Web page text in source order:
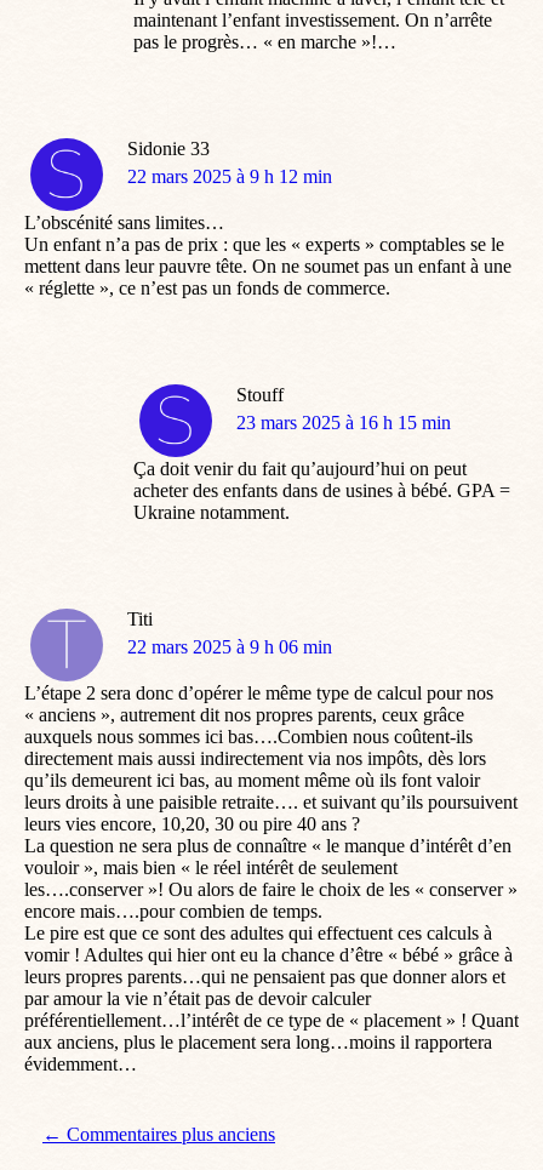
maintenant l’enfant investissement. On n’arrête
pas le progrès… « en marche »!…
Sidonie 33
dit
22 mars 2025 à 9 h 12 min
L’obscénité sans limites…
Un enfant n’a pas de prix : que les « experts » comptables se le
mettent dans leur pauvre tête. On ne soumet pas un enfant à une
« réglette », ce n’est pas un fonds de commerce.
Stouff
dit
23 mars 2025 à 16 h 15 min
Ça doit venir du fait qu’aujourd’hui on peut
acheter des enfants dans de usines à bébé. GPA =
Ukraine notamment.
Titi
dit
22 mars 2025 à 9 h 06 min
L’étape 2 sera donc d’opérer le même type de calcul pour nos
« anciens », autrement dit nos propres parents, ceux grâce
auxquels nous sommes ici bas….Combien nous coûtent-ils
directement mais aussi indirectement via nos impôts, dès lors
qu’ils demeurent ici bas, au moment même où ils font valoir
leurs droits à une paisible retraite…. et suivant qu’ils poursuivent
leurs vies encore, 10,20, 30 ou pire 40 ans ?
La question ne sera plus de connaître « le manque d’intérêt d’en
vouloir », mais bien « le réel intérêt de seulement
les….conserver »! Ou alors de faire le choix de les « conserver »
encore mais….pour combien de temps.
Le pire est que ce sont des adultes qui effectuent ces calculs à
vomir ! Adultes qui hier ont eu la chance d’être « bébé » grâce à
leurs propres parents…qui ne pensaient pas que donner alors et
par amour la vie n’était pas de devoir calculer
préférentiellement…l’intérêt de ce type de « placement » ! Quant
aux anciens, plus le placement sera long…moins il rapportera
évidemment…
Navigation de commentaire
← Commentaires plus anciens